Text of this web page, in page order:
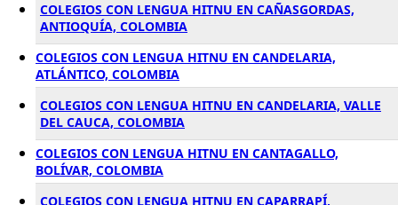
COLEGIOS CON LENGUA HITNU EN CAÑASGORDAS,
ANTIOQUÍA, COLOMBIA
COLEGIOS CON LENGUA HITNU EN CANDELARIA,
ATLÁNTICO, COLOMBIA
COLEGIOS CON LENGUA HITNU EN CANDELARIA, VALLE
DEL CAUCA, COLOMBIA
COLEGIOS CON LENGUA HITNU EN CANTAGALLO,
BOLÍVAR, COLOMBIA
COLEGIOS CON LENGUA HITNU EN CAPARRAPÍ,